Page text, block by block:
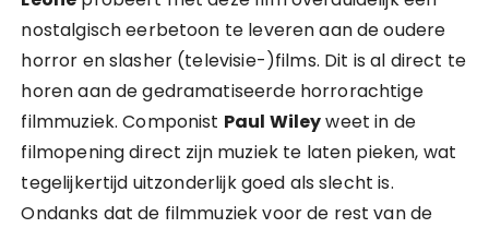
nostalgisch eerbetoon te leveren aan de oudere
horror en slasher (televisie-)films. Dit is al direct te
horen aan de gedramatiseerde horrorachtige
filmmuziek. Componist Paul Wileyweet in de
filmopening direct zijn muziek te laten pieken, wat
tegelijkertijd uitzonderlijk goed als slecht is.
Ondanks dat de filmmuziek voor de rest van de